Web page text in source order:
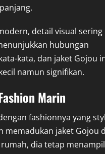
detail visual sering
hubungan
kata, dan jaket Gojou
namun signifikan.
Marin
fashionnya yang
memadukan jaket Gojou
dia tetap